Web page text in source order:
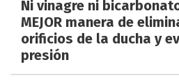
Ni vinagre ni
MEJOR manera de
orificios de la ducha y
presión